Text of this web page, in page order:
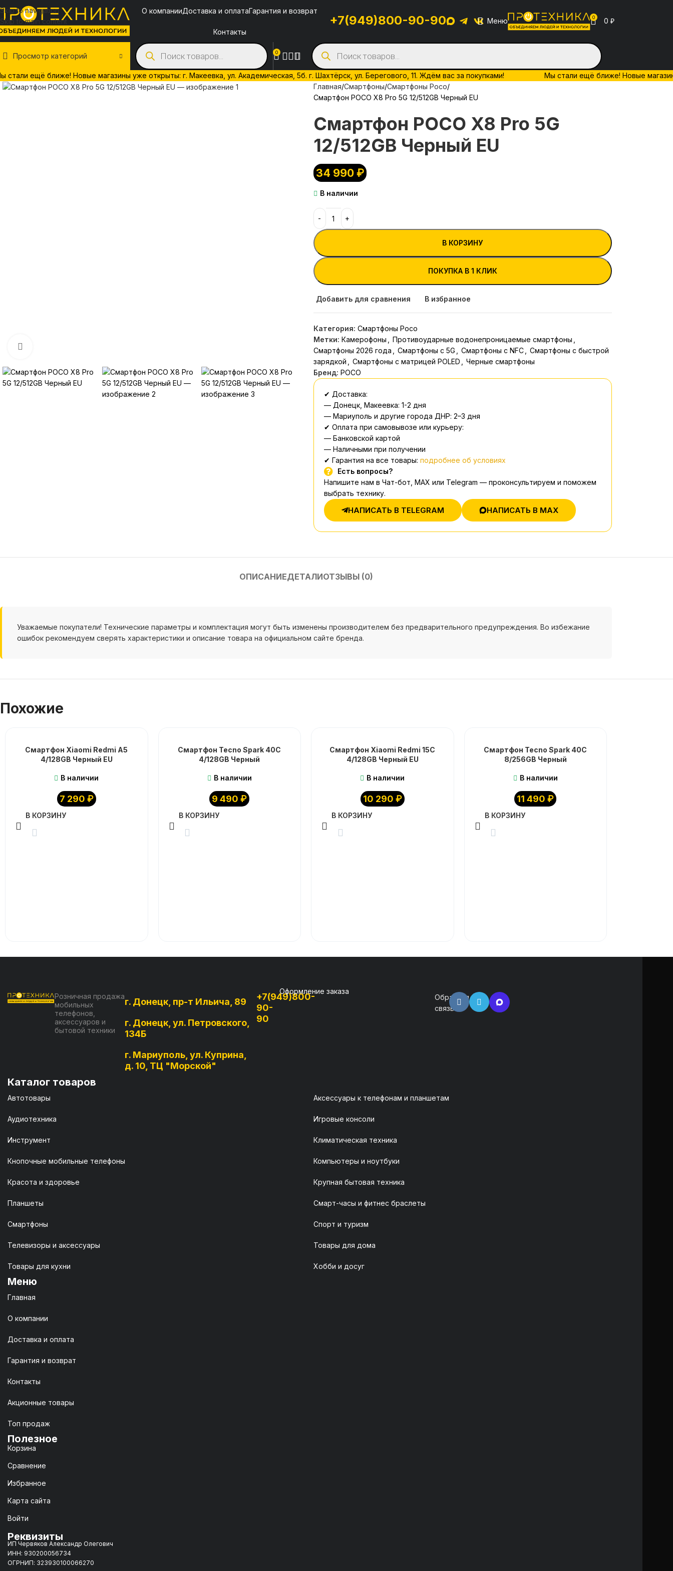
Skip to navigation
Skip to main content
стали ещё ближе! Новые магазины уже открыты: г. Макеевка, ул. Академическая, 5б. г. Шахтёрск, ул. Берегового, 11. Ждём вас за покупками! Мы стали ещё ближе! Новые
О компанииДоставка и оплатаГарантия и возврат
Контакты
+7(949)800-90-90 Меню 0 0 ₽
Просмотр категорий 0
Главная Смартфоны Смартфоны Poco
Смартфон POCO X8 Pro 5G 12/512GB Черный EU
Смартфон POCO X8 Pro 5G
12/512GB Черный EU
34 990₽
В наличии
В КОРЗИНУ
ПОКУПКА В 1 КЛИК
Добавить для сравнения В избранное
Категория: Смартфоны Poco
Метки: Камерофоны Противоударные водонепроницаемые смартфоны
Смартфоны 2026 года
Смартфоны с 5G Смартфоны с NFC
Смартфоны с быстрой
зарядкой
Смартфоны с матрицей POLED
Черные смартфоны
Бренд: POCO
✔ Доставка:
— Донецк, Макеевка: 1-2 дня
— Мариуполь и другие города ДНР: 2–3 дня
✔ Оплата при самовывозе или курьеру:
— Банковской картой
— Наличными при получении
✔ Гарантия на все товары: подробнее об условиях
Есть вопросы?
Напишите нам в Чат-бот, MAX или Telegram — проконсультируем и поможем
выбрать технику.
НАПИСАТЬ В TELEGRAM НАПИСАТЬ В MAX
ОПИСАНИЕДЕТАЛИОТЗЫВЫ (0)
Уважаемые покупатели! Технические параметры и комплектация могут быть изменены производителем без предварительного предупреждения. Во избежание
ошибок рекомендуем сверять характеристики и описание товара на официальном сайте бренда.
Похожие
Смартфон Xiaomi Redmi A5
4/128GB Черный EU
В наличии
7 290 ₽
В КОРЗИНУ
Смартфон Tecno Spark 40C
4/128GB Черный
В наличии
9 490₽
В КОРЗИНУ
Смартфон Xiaomi Redmi 15C
4/128GB Черный EU
В наличии
10 290 ₽
В КОРЗИНУ
Смартфон Tecno Spark 40C
8/256GB Черный
В наличии
11 490₽
В КОРЗИНУ
Розничная продажа
мобильных
телефонов,
аксессуаров и
бытовой техники
г. Донецк, пр-т Ильича, 89
г. Донецк, ул. Петровского,
134Б
г. Мариуполь, ул. Куприна,
д. 10, ТЦ "Морской"
+7(949)800-
90-
90
Оформление заказа
Обратная
связь
Каталог товаров
Автотовары Аксессуары к телефонам и планшетам
Аудиотехника Игровые консоли
Инструмент Климатическая техника
Кнопочные мобильные телефоны Компьютеры и ноутбуки
Красота и здоровье Крупная бытовая техника
Планшеты Смарт-часы и фитнес браслеты
Смартфоны Спорт и туризм
Телевизоры и аксессуары Товары для дома
Товары для кухни Хобби и досуг
Меню
Главная
О компании
Доставка и оплата
Гарантия и возврат
Контакты
Акционные товары
Топ продаж
Полезное
Корзина
Сравнение
Избранное
Карта сайта
Войти
Реквизиты
ИП Червяков Александр Олегович
ИНН: 930200056734
ОГРНИП: 323930100066270